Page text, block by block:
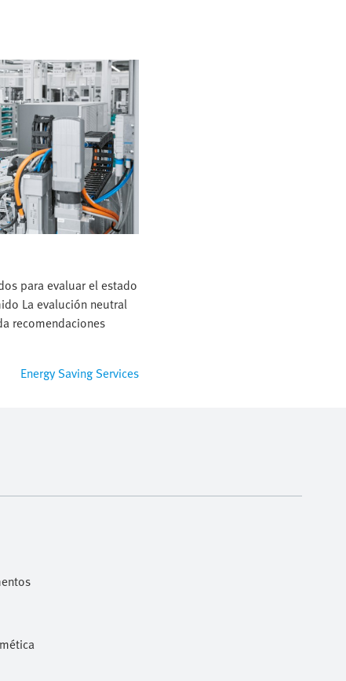
para evaluar el estado
La evalución neutral
recomendaciones
Energy Saving Services